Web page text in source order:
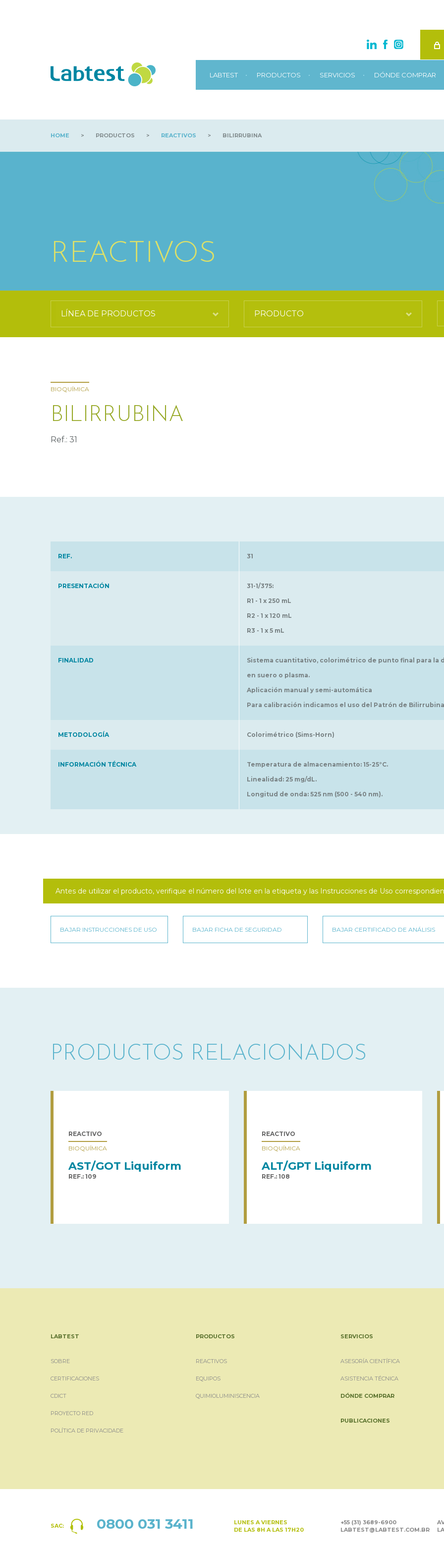
LABTEST • PRODUCTOS • SERVICIOS • DÓNDE COMPRAR
HOME > PRODUCTOS > REACTIVOS > BILIRRUBINA
REACTIVOS
BIOQUÍMICA
BILIRRUBINA
Ref.: 31
REF. 31
PRESENTACIÓN
31-1/375:
R1 - 1 x 250 mL
R2 - 1 x 120 mL
R3 - 1 x 5 mL
FINALIDAD
Sistema cuantitativo, colorimétrico de punto final para
en suero o plasma.
Aplicación manual y semi-automática
Para calibración indicamos el uso del Patrón de
METODOLOGÍA Colorimétrico (Sims-Horn)
INFORMACIÓN TÉCNICA
Temperatura de almacenamiento: 15-25°C.
Linealidad: 25 mg/dL.
Longitud de onda: 525 nm (500 - 540 nm).
Antes de utilizar el producto, verifique el número del lote en la etiqueta y las Instrucciones de Uso
PRODUCTOS RELACIONADOS
REACTIVO
BIOQUÍMICA
AST/GOT Liquiform
REF.: 109
REACTIVO
BIOQUÍMICA
ALT/GPT Liquiform
REF.: 108
LABTEST
SOBRE
CERTIFICACIONES
CDICT
PROYECTO RED
POLÍTICA DE PRIVACIDADE
PRODUCTOS
REACTIVOS
EQUIPOS
QUIMIOLUMINISCENCIA
SERVICIOS
ASESORÍA CIENTÍFICA
ASISTENCIA TÉCNICA
DÓNDE COMPRAR
PUBLICACIONES
SAC: 0800 031 3411
LUNES A VIERNES
DE LAS 8H A LAS 17H20
+55 (31) 3689-6900
LABTEST@LABTEST.COM.BR